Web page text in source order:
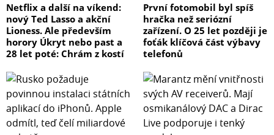
Netflix a další na víkend:
nový Ted Lasso a akční
Lioness. Ale především
horory Úkryt nebo past a
28 let poté: Chrám z kostí
První fotomobil byl spíš
hračka než seriózní
zařízení. O 25 let později je
foťák klíčová část výbavy
telefonů